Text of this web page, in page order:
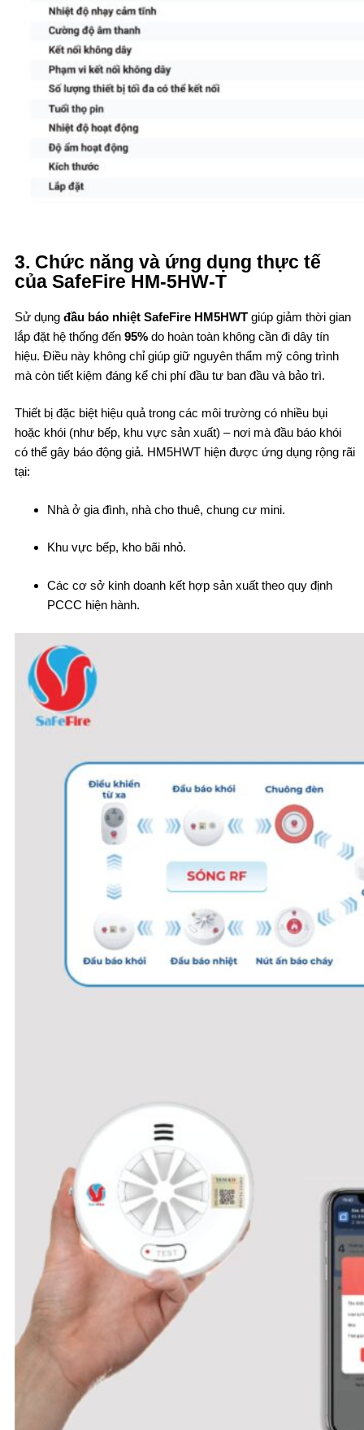
3. Chức năng và ứng dụng thực tế
của SafeFire HM-5HW-T
Sử dụng đầu báo nhiệt SafeFire HM5HWT giúp giảm thời gian
lắp đặt hệ thống đến 95% do hoàn toàn không cần đi dây tín
hiệu. Điều này không chỉ giúp giữ nguyên thẩm mỹ công trình
mà còn tiết kiệm đáng kể chi phí đầu tư ban đầu và bảo trì.
Thiết bị đặc biệt hiệu quả trong các môi trường có nhiều bụi
hoặc khói (như bếp, khu vực sản xuất) – nơi mà đầu báo khói
có thể gây báo động giả. HM5HWT hiện được ứng dụng rộng rãi
tại:
Nhà ở gia đình, nhà cho thuê, chung cư mini.
Khu vực bếp, kho bãi nhỏ.
Các cơ sở kinh doanh kết hợp sản xuất theo quy định
PCCC hiện hành.